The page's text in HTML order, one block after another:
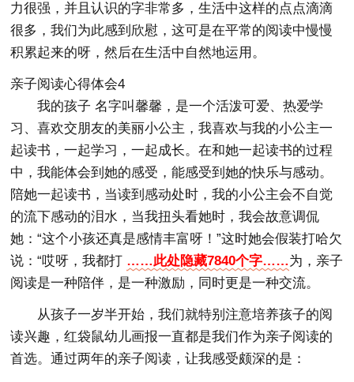
力很强，并且认识的字非常多，生活中这样的点点滴滴
很多，我们为此感到欣慰，这可是在平常的阅读中慢慢
积累起来的呀，然后在生活中自然地运用。
亲子阅读心得体会4
我的孩子 名字叫馨馨，是一个活泼可爱、热爱学
习、喜欢交朋友的美丽小公主，我喜欢与我的小公主一
起读书，一起学习，一起成长。在和她一起读书的过程
中，我能体会到她的感受，能感受到她的快乐与感动。
陪她一起读书，当读到感动处时，我的小公主会不自觉
的流下感动的泪水，当我扭头看她时，我会故意调侃
她：“这个小孩还真是感情丰富呀！”这时她会假装打哈欠
说：“哎呀，我都打 ……此处隐藏7840个字……为，亲子
阅读是一种陪伴，是一种激励，同时更是一种交流。
从孩子一岁半开始，我们就特别注意培养孩子的阅
读兴趣，红袋鼠幼儿画报一直都是我们作为亲子阅读的
首选。通过两年的亲子阅读，让我感受颇深的是：